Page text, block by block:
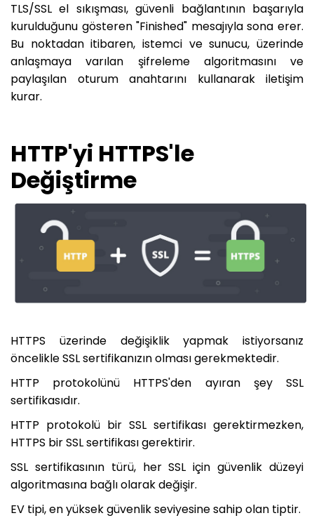
TLS/SSL el sıkışması, güvenli bağlantının başarıyla
kurulduğunu gösteren "Finished" mesajıyla sona erer.
Bu noktadan itibaren, istemci ve sunucu, üzerinde
anlaşmaya varılan şifreleme algoritmasını ve
paylaşılan oturum anahtarını kullanarak iletişim
kurar.
HTTP'yi HTTPS'le
Değiştirme
HTTPS üzerinde değişiklik yapmak istiyorsanız
öncelikle SSL sertifikanızın olması gerekmektedir.
HTTP protokolünü HTTPS'den ayıran şey SSL
sertifikasıdır.
HTTP protokolü bir SSL sertifikası gerektirmezken,
HTTPS bir SSL sertifikası gerektirir.
SSL sertifikasının türü, her SSL için güvenlik düzeyi
algoritmasına bağlı olarak değişir.
EV tipi, en yüksek güvenlik seviyesine sahip olan tiptir.